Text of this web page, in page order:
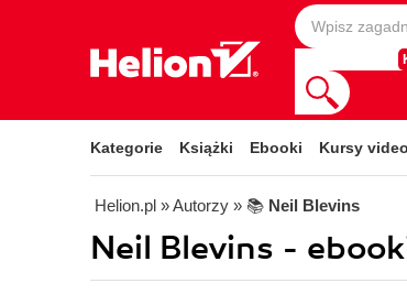
Kategorie Książki Ebooki Kursy video
Helion.pl » Autorzy » 📚 Neil Blevins
Neil Blevins -